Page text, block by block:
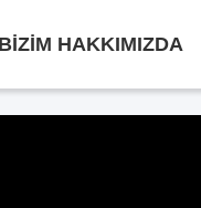
HAKKIMIZDA